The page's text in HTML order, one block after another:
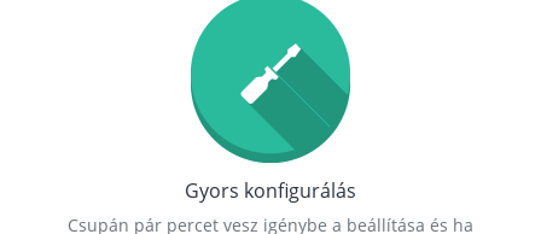
Gyors konfigurálás
Csupán pár percet vesz igénybe a beállítása és ha